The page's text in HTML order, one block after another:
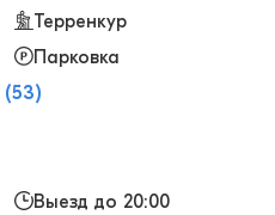
Терренкур
Парковка
(53)
Выезд до 20:00